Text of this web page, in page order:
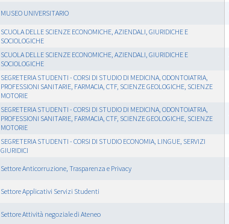
MUSEO UNIVERSITARIO
SCUOLA DELLE SCIENZE ECONOMICHE, AZIENDALI, GIURIDICHE E
SOCIOLOGICHE
SCUOLA DELLE SCIENZE ECONOMICHE, AZIENDALI, GIURIDICHE E
SOCIOLOGICHE
SEGRETERIA STUDENTI - CORSI DI STUDIO DI MEDICINA, ODONTOIATRIA,
PROFESSIONI SANITARIE, FARMACIA, CTF, SCIENZE GEOLOGICHE, SCIENZE
MOTORIE
SEGRETERIA STUDENTI - CORSI DI STUDIO DI MEDICINA, ODONTOIATRIA,
PROFESSIONI SANITARIE, FARMACIA, CTF, SCIENZE GEOLOGICHE, SCIENZE
MOTORIE
SEGRETERIA STUDENTI - CORSI DI STUDIO ECONOMIA, LINGUE, SERVIZI
GIURIDICI
Settore Anticorruzione, Trasparenza e Privacy
Settore Applicativi Servizi Studenti
Settore Attività negoziale di Ateneo